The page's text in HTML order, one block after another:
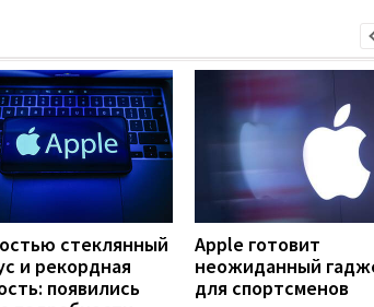
стеклянный
и рекордная
появились
Apple готовит
неожиданный
для спортсменов